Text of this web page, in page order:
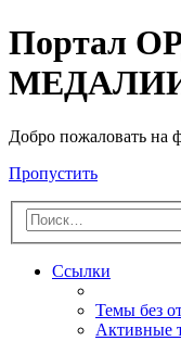
Портал
Добро пожаловать на
Пропустить
Ссылки
Темы без
Активные